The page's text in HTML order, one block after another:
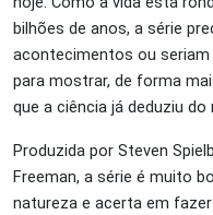
bilhões de anos, a série
acontecimentos ou
para mostrar, de forma
que a ciência já deduziu
Produzida por Steven
Freeman, a série é muito
natureza e acerta em